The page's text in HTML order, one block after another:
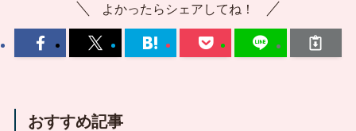
よかったらシェアしてね！
おすすめ記事